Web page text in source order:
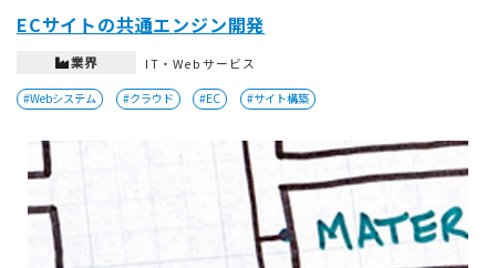
ECサイトの共通エンジン開発
業界 IT・Webサービス
#Webシステム #クラウド #EC #サイト構築